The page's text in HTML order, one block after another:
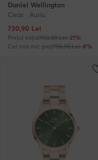
Daniel Wellington
Ceas · Auriu
Prețul actual
730,90 Lei
Prețul inițial933,00 Lei-21%
Cel mai mic preț798,90 Lei-8%